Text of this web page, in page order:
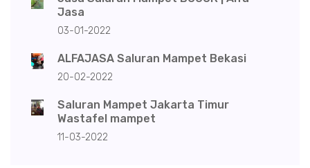
Jasa
03-01-2022
ALFAJASA Saluran Mampet Bekasi
20-02-2022
Saluran Mampet Jakarta Timur
Wastafel mampet
11-03-2022